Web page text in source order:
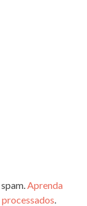
Aprenda
.